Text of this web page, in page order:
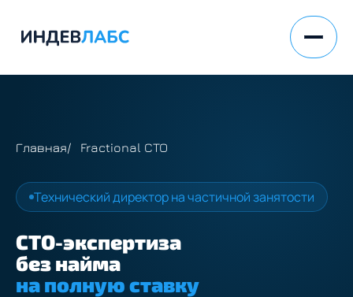
Главная Fractional CTO
Технический директор на частичной занятости
CTO-экспертиза
без найма
на полную ставку